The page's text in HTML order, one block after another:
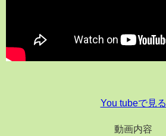
You tubeで見る
動画内容